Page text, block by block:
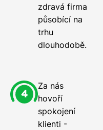
zdravá firma
působící na
trhu
dlouhodobě.
Za nás
hovoří
spokojení
klienti -